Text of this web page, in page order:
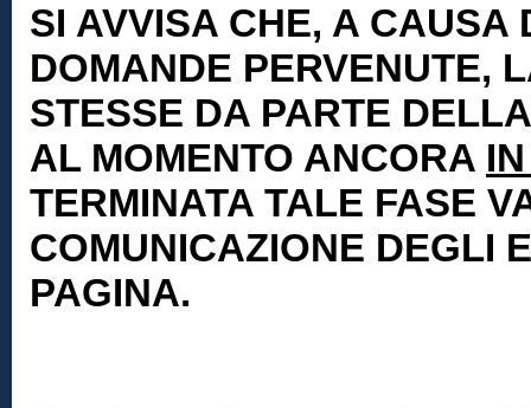
SI AVVISA CHE, A CAUSA
DOMANDE PERVENUTE,
STESSE DA PARTE
AL MOMENTO ANCORA
TERMINATA TALE FASE
COMUNICAZIONE DEGLI
PAGINA.